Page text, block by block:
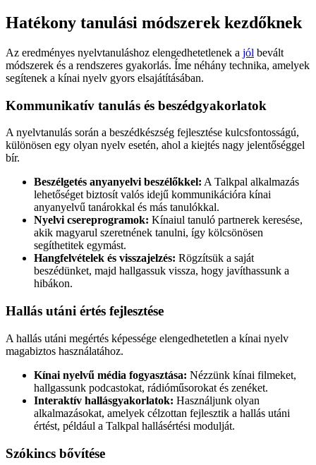
Hatékony tanulási módszerek kezdőknek
Az eredményes nyelvtanuláshoz elengedhetetlenek a jól bevált
módszerek és a rendszeres gyakorlás. Íme néhány technika, amelyek
segítenek a kínai nyelv gyors elsajátításában.
Kommunikatív tanulás és beszédgyakorlatok
A nyelvtanulás során a beszédkészség fejlesztése kulcsfontosságú,
különösen egy olyan nyelv esetén, ahol a kiejtés nagy jelentőséggel
bír.
Beszélgetés anyanyelvi beszélőkkel: A Talkpal alkalmazás
lehetőséget biztosít valós idejű kommunikációra kínai
anyanyelvű tanárokkal és más tanulókkal.
Nyelvi csereprogramok: Kínaiul tanuló partnerek keresése,
akik magyarul szeretnének tanulni, így kölcsönösen
segíthetitek egymást.
Hangfelvételek és visszajelzés: Rögzítsük a saját
beszédünket, majd hallgassuk vissza, hogy javíthassunk a
hibákon.
Hallás utáni értés fejlesztése
A hallás utáni megértés képessége elengedhetetlen a kínai nyelv
magabiztos használatához.
Kínai nyelvű média fogyasztása: Nézzünk kínai filmeket,
hallgassunk podcastokat, rádióműsorokat és zenéket.
Interaktív hallásgyakorlatok: Használjunk olyan
alkalmazásokat, amelyek célzottan fejlesztik a hallás utáni
értést, például a Talkpal hallásértési modulját.
Szókincs bővítése